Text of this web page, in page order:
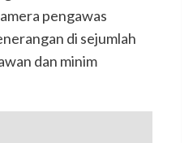
pengawas
di sejumlah
dan minim